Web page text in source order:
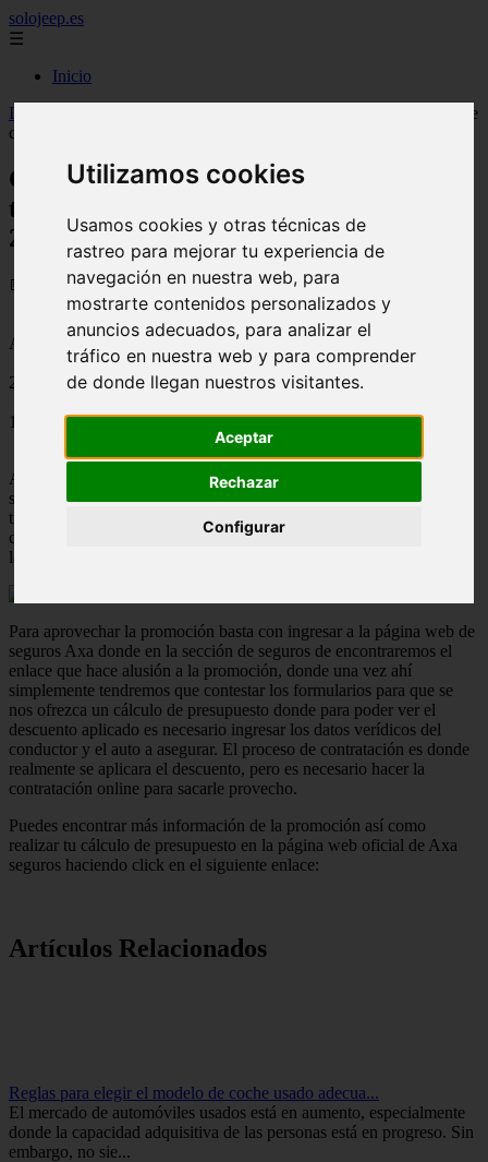
Utilizamos cookies
Usamos cookies y otras técnicas de
rastreo para mejorar tu experiencia de
navegación en nuestra web, para
mostrarte contenidos personalizados y
anuncios adecuados, para analizar el
tráfico en nuestra web y para comprender
de donde llegan nuestros visitantes.
Aceptar
Rechazar
Configurar
solojeep.es
☰
Inicio
Inicio
Consigue hasta un 60% de descuento en tu seguro de
coche AXA si eres mayor de 25 años o buen conductor.
Consigue hasta un 60% de descuento en
tu seguro de coche AXA si eres mayor de
25 años o buen conductor.
📅 29/07/2025
Aseguradoras
2014-09-03
1745
AXA Seguros sigue lanzando promociones y ofertas para sus
seguros de coche, ya que ahora si decides contratar tu seguro y
tienes más de 25 años o nunca se te ha retirado puntos del carnet de
conducir puedes recibir hasta un 60% de descuento en el precio de
la póliza.
Para aprovechar la promoción basta con ingresar a la página web de
seguros Axa donde en la sección de seguros de encontraremos el
enlace que hace alusión a la promoción, donde una vez ahí
simplemente tendremos que contestar los formularios para que se
nos ofrezca un cálculo de presupuesto donde para poder ver el
descuento aplicado es necesario ingresar los datos verídicos del
conductor y el auto a asegurar. El proceso de contratación es donde
realmente se aplicara el descuento, pero es necesario hacer la
contratación online para sacarle provecho.
Puedes encontrar más información de la promoción así como
realizar tu cálculo de presupuesto en la página web oficial de Axa
seguros haciendo click en el siguiente enlace:
Artículos Relacionados
Reglas para elegir el modelo de coche usado adecua...
El mercado de automóviles usados ​​está en aumento, especialmente
donde la capacidad adquisitiva de las personas está en progreso. Sin
embargo, no sie...